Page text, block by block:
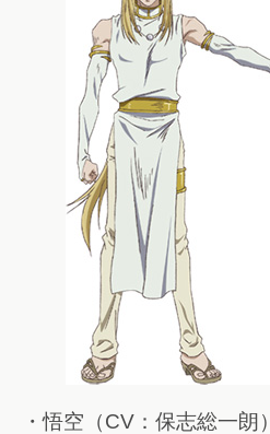
・悟空（CV：保志総一朗）